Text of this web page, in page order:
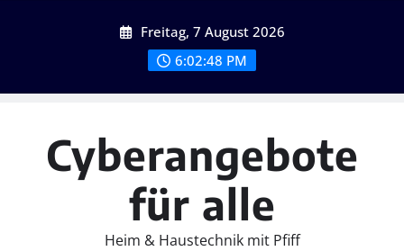
Freitag, 7 August 2026
6:02:49 PM
Cyberangebote
für alle
Heim & Haustechnik mit Pfiff